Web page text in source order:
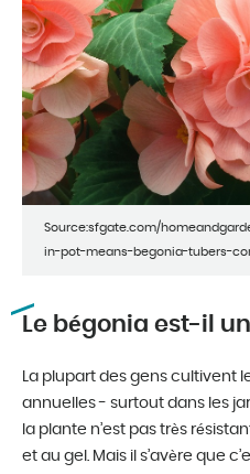
Source:sfgate.com/
in-pot-means-begonia-tubers-
Le bégonia est-il
La plupart des gens cultivent
annuelles - surtout dans les
la plante n’est pas très
et au gel. Mais il s’avère que